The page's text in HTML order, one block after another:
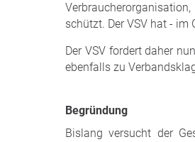
schützt. Der VSV hat - im
Der VSV fordert daher
ebenfalls zu
Begründung
Bislang versucht der